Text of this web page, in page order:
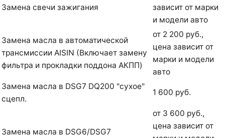
Замена свечи зажигания
зависит от марки
и модели авто
Замена масла в автоматической
трансмиссии AISIN (Включает замену
фильтра и прокладки поддона АКПП)
от 2 200 руб.,
цена зависит от
марки и модели
авто
Замена масла в DSG7 DQ200 "сухое"
сцепл.
1 600 руб.
Замена масла в DSG6/DSG7
от 3 600 руб.,
цена зависит от